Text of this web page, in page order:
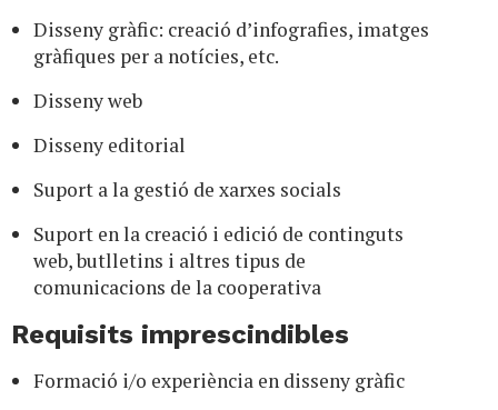
Disseny gràfic: creació d’infografies, imatges
gràfiques per a notícies, etc.
Disseny web
Disseny editorial
Suport a la gestió de xarxes socials
Suport en la creació i edició de continguts
web, butlletins i altres tipus de
comunicacions de la cooperativa
Requisits imprescindibles
Formació i/o experiència en disseny gràfic